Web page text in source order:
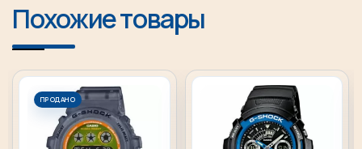
Похожие товары
ПРОДАНО